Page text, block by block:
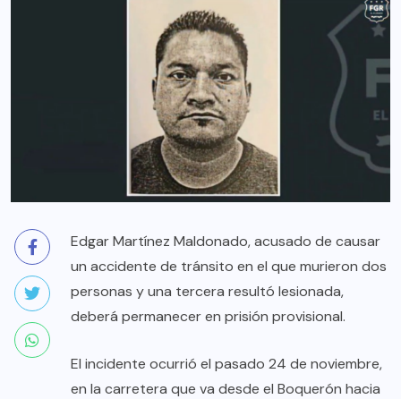
Edgar Martínez Maldonado, acusado de causar
un accidente de tránsito en el que murieron dos
personas y una tercera resultó lesionada,
deberá permanecer en prisión provisional.
El incidente ocurrió el pasado 24 de noviembre,
en la carretera que va desde el Boquerón hacia